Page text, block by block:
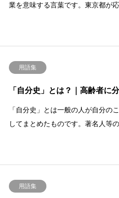
業を意味する言葉です。東京都が
用語集
「自分史」とは？｜高齢者に
「自分史」とは一般の人が自分の
してまとめたものです。著名人等
用語集